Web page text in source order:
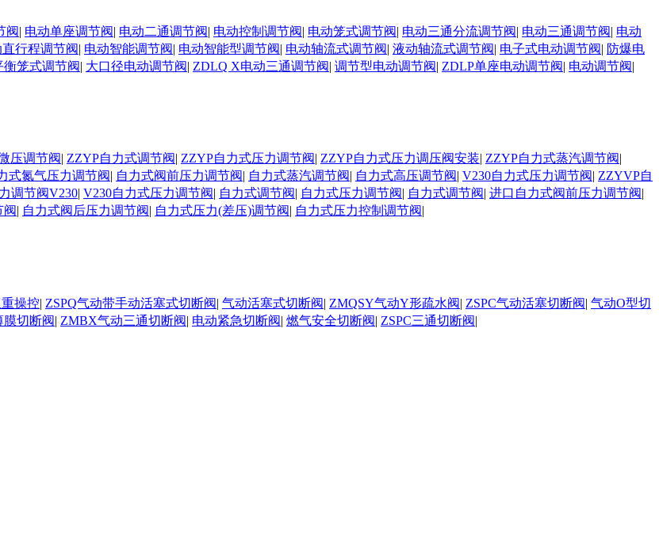
阀| 电动单座调节阀| 电动二通调节阀| 电动控制调节阀| 电动笼式调节阀| 电动三通分流调节阀| 电动三通调节阀| 电动
直行程调节阀| 电动智能调节阀| 电动智能型调节阀| 电动轴流式调节阀| 液动轴流式调节阀| 电子式电动调节阀| 防爆电
笼式调节阀| 大口径电动调节阀| ZDLQ X电动三通调节阀| 调节型电动调节阀| ZDLP单座电动调节阀| 电动调节阀|
压调节阀| ZZYP自力式调节阀| ZZYP自力式压力调节阀| ZZYP自力式压力调压阀安装| ZZYP自力式蒸汽调节阀|
式氮气压力调节阀| 自力式阀前压力调节阀| 自力式蒸汽调节阀| 自力式高压调节阀| V230自力式压力调节阀| ZZYVP自
调节阀V230| V230自力式压力调节阀| 自力式调节阀| 自力式压力调节阀| 自力式调节阀| 进口自力式阀前压力调节阀|
阀| 自力式阀后压力调节阀| 自力式压力(差压)调节阀| 自力式压力控制调节阀|
操控| ZSPQ气动带手动活塞式切断阀| 气动活塞式切断阀| ZMQSY气动Y形疏水阀| ZSPC气动活塞切断阀| 气动O型切
切断阀| ZMBX气动三通切断阀| 电动紧急切断阀| 燃气安全切断阀| ZSPC三通切断阀|